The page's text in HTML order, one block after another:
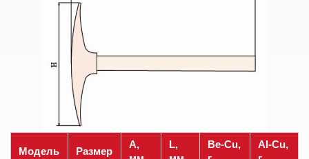
Модель Размер
A,
L,
Be-Cu,
Al-Cu,